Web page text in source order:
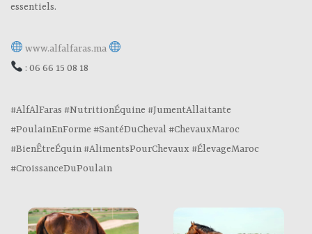
essentiels.
www.alfalfaras.ma
: 06 66 15 08 18
#AlfAlFaras #NutritionÉquine #JumentAllaitante
#PoulainEnForme #SantéDuCheval #ChevauxMaroc
#BienÊtreÉquin #AlimentsPourChevaux #ÉlevageMaroc
#CroissanceDuPoulain